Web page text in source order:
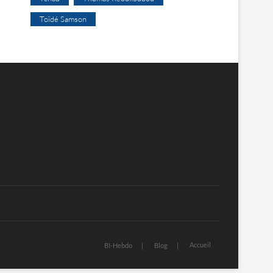
Toïdé Samson
BI-Hebdo Blog Accueil